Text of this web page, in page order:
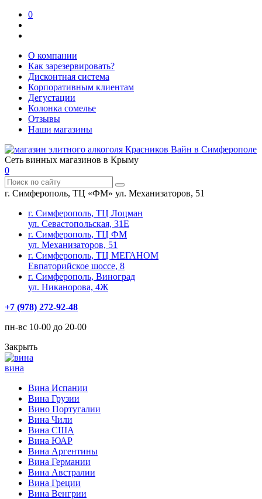
0
О компании
Как зарезервировать?
Дисконтная система
Корпоративным клиентам
Дегустации
Колонка сомелье
Отзывы
Наши магазины
Сеть винных магазинов в Крыму
0
г. Симферополь, ТЦ «ФМ» ул. Механизаторов, 51
г. Симферополь, ТЦ Лоцман
ул. Севастопольская, 31Е
г. Симферополь, ТЦ ФМ
ул. Механизаторов, 51
г. Симферополь, ТЦ МЕГАНОМ
Евпаторийское шоссе, 8
г. Симферополь, Виноград
ул. Никанорова, 4Ж
+7 (978) 272-92-48
пн-вс 10-00 до 20-00
Закрыть
вина
Вина Испании
Вина Грузии
Вино Португалии
Вина Чили
Вина США
Вина ЮАР
Вина Аргентины
Вина Германии
Вина Австралии
Вина Греции
Вина Венгрии